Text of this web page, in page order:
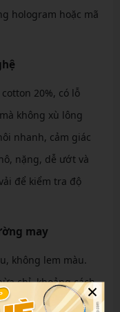
hologram hoặc mã
20%, có lỗ
không xù lông
nhanh, cảm giác
nặng, dễ ướt và
để kiểm tra độ
may
không lem màu.
chỉ, khoảng cách
may lởm chởm,
×